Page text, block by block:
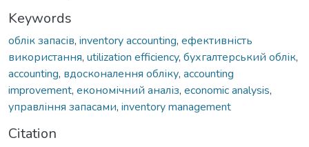
Keywords
облік запасів, inventory accounting, ефективність
використання, utilization efficiency, бухгалтерський облік,
accounting, вдосконалення обліку, accounting
improvement, економічний аналіз, economic analysis,
управління запасами, inventory management
Citation